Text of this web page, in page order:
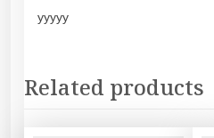
yyyyy
Related products